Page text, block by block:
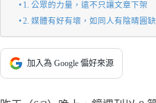
1. 公眾的力量，遠不只讓文章下架
2. 媒體有好有壞，如同人有陰晴圓缺
加入為 Google 偏好來源